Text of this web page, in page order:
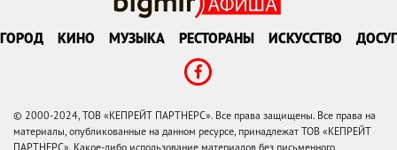
ГОРОД КИНО МУЗЫКА РЕСТОРАНЫ ИСКУССТВО ДОСУГ
© 2000-2024, ТОВ «КЕПРЕЙТ ПАРТНЕРС». Все права защищены. Все права на
материалы, опубликованные на данном ресурсе, принадлежат ТОВ «КЕПРЕЙТ
ПАРТНЕРС». Какое-либо использование материалов без письменного